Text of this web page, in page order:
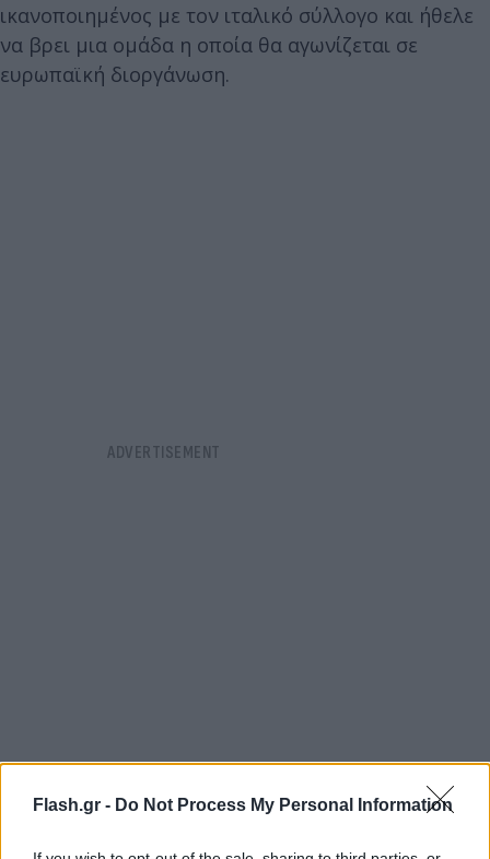
Flash.gr - Do Not Process My Personal Information
ικανοποιημένος με τον ιταλικό σύλλογο και ήθελε
να βρει μια ομάδα η οποία θα αγωνίζεται σε
ευρωπαϊκή διοργάνωση.